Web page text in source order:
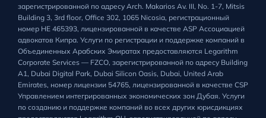
зарегистрированной по адресу Arch. Makarios Av. III, No. 1-7, Mitsis
Building 3, 3rd floor, Office 302, 1065 Nicosia, регистрационный
номер HE 465393, лицензированной в качестве ASP Ассоциацией
адвокатов Кипра. Услуги по регистрации и поддержке компаний в
Объединенных Арабских Эмиратах предоставляются Legarithm
Corporate Services — FZCO, зарегистрированной по адресу Building
A1, Dubai Digital Park, Dubai Silicon Oasis, Dubai, United Arab
Emirates, номер лицензии 54765, лицензированной в качестве CSP
Управлением интегрированных экономических зон Дубая. Услуги
по созданию и поддержке компаний во всех других юрисдикциях